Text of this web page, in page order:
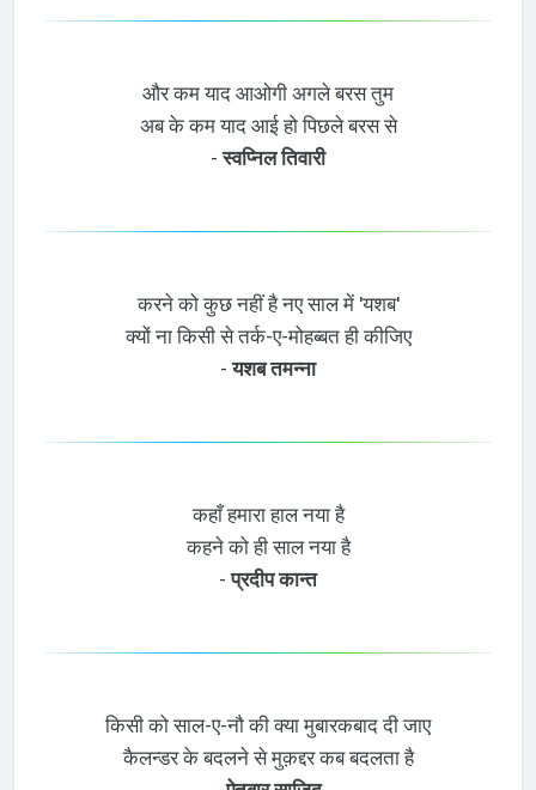
और कम याद आओगी अगले बरस तुम
अब के कम याद आई हो पिछले बरस से
-स्वप्निल तिवारी
करने को कुछ नहीं है नए साल में 'यशब'
क्यों ना किसी से तर्क-ए-मोहब्बत ही कीजिए
-यशब तमन्ना
कहाँ हमारा हाल नया है
कहने को ही साल नया है
-प्रदीप कान्त
किसी को साल-ए-नौ की क्या मुबारकबाद दी जाए
कैलन्डर के बदलने से मुक़द्दर कब बदलता है